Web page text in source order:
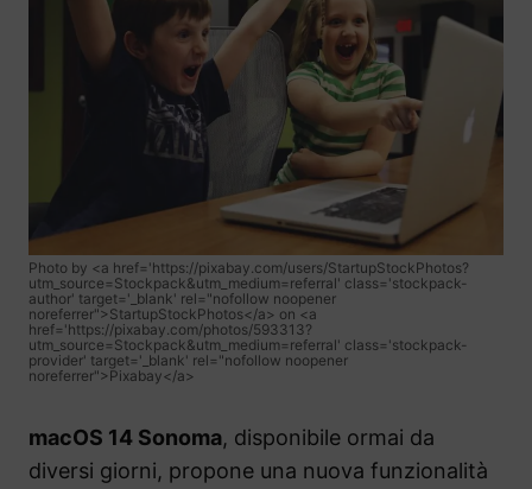
Photo by <a href='https://pixabay.com/users/StartupStockPhotos?
utm_source=Stockpack&utm_medium=referral' class='stockpack-
author' target='_blank' rel="nofollow noopener
noreferrer">StartupStockPhotos</a> on <a
href='https://pixabay.com/photos/593313?
utm_source=Stockpack&utm_medium=referral' class='stockpack-
provider' target='_blank' rel="nofollow noopener
noreferrer">Pixabay</a>
macOS 14 Sonoma, disponibile ormai da
diversi giorni, propone una nuova funzionalità